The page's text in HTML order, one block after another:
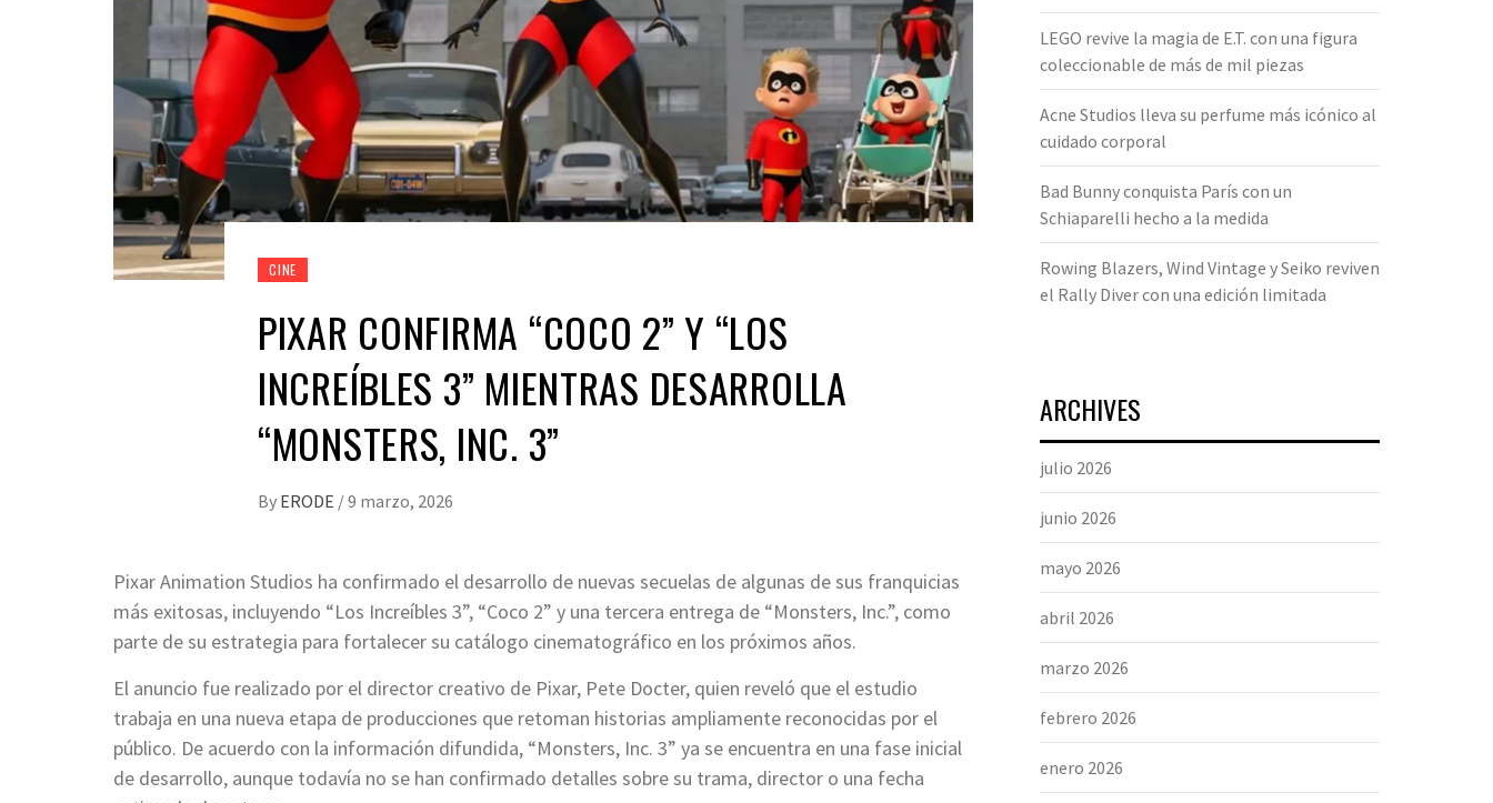
CINE
PIXAR CONFIRMA “COCO 2” Y “LOS
INCREÍBLES 3” MIENTRAS DESARROLLA
“MONSTERS, INC. 3”
By ERODE /9 marzo, 2026
Pixar Animation Studios ha confirmado el desarrollo de nuevas secuelas de algunas de sus franquicias
más exitosas, incluyendo “Los Increíbles 3”, “Coco 2” y una tercera entrega de “Monsters, Inc.”, como
parte de su estrategia para fortalecer su catálogo cinematográfico en los próximos años.
El anuncio fue realizado por el director creativo de Pixar, Pete Docter, quien reveló que el estudio
trabaja en una nueva etapa de producciones que retoman historias ampliamente reconocidas por el
público. De acuerdo con la información difundida, “Monsters, Inc. 3” ya se encuentra en una fase inicial
de desarrollo, aunque todavía no se han confirmado detalles sobre su trama, director o una fecha
LEGO revive la magia de E.T. con una figura
coleccionable de más de mil piezas
Acne Studios lleva su perfume más icónico al
cuidado corporal
Bad Bunny conquista París con un
Schiaparelli hecho a la medida
Rowing Blazers, Wind Vintage y Seiko reviven
el Rally Diver con una edición limitada
ARCHIVES
julio 2026
junio 2026
mayo 2026
abril 2026
marzo 2026
febrero 2026
enero 2026